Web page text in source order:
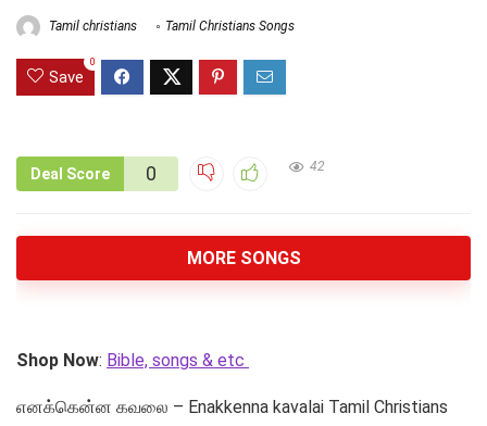
Tamil christians Tamil Christians Songs
Save
0
Deal Score 0 42
MORE SONGS
Shop Now: Bible, songs & etc
எனக்கென்ன கவலை – Enakkenna kavalai Tamil Christians